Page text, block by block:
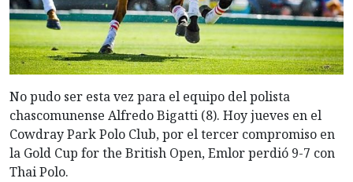
No pudo ser esta vez para el equipo del polista
chascomunense Alfredo Bigatti (8). Hoy jueves en el
Cowdray Park Polo Club, por el tercer compromiso en
la Gold Cup for the British Open, Emlor perdió 9-7 con
Thai Polo.